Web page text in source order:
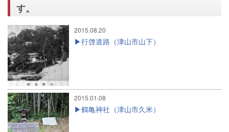
す。
2015.08.20
行啓道路（津山市山下）
2015.01.08
鶴亀神社（津山市久米）